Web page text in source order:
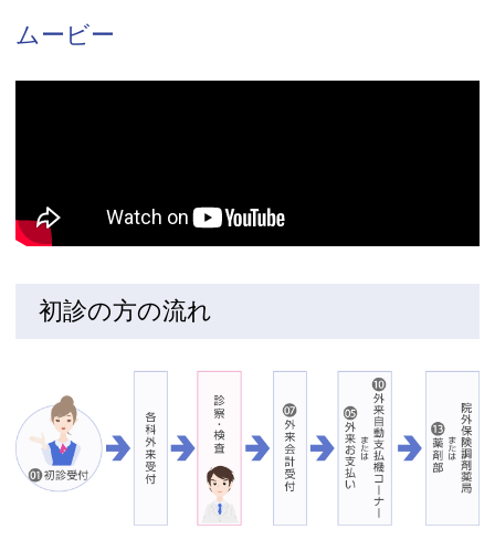
ムービー
初診の方の流れ